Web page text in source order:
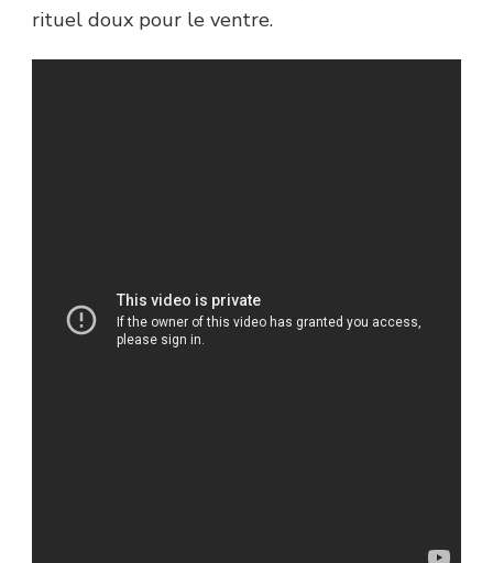
rituel doux pour le ventre.